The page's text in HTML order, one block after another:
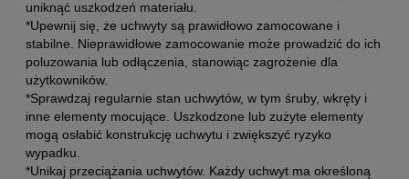
uniknąć uszkodzeń materiału.
*Upewnij się, że uchwyty są prawidłowo zamocowane i
stabilne. Nieprawidłowe zamocowanie może prowadzić do ich
poluzowania lub odłączenia, stanowiąc zagrożenie dla
użytkowników.
*Sprawdzaj regularnie stan uchwytów, w tym śruby, wkręty i
inne elementy mocujące. Uszkodzone lub zużyte elementy
mogą osłabić konstrukcję uchwytu i zwiększyć ryzyko
wypadku.
*Unikaj przeciążania uchwytów. Każdy uchwyt ma określoną